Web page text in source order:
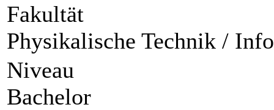
Fakultät
Physikalische Technik /
Niveau
Bachelor